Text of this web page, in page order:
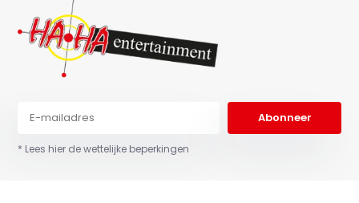
Abonneer
* Lees hier de wettelijke beperkingen